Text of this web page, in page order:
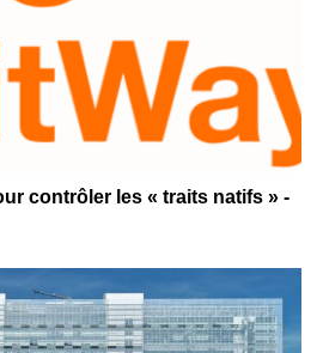
contrôler les « traits natifs » -